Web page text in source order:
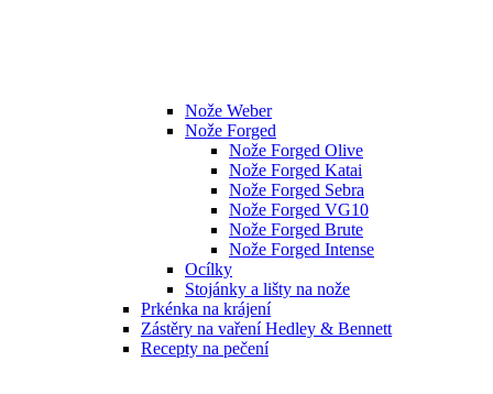
Nože Weber
Nože Forged
Nože Forged Olive
Nože Forged Katai
Nože Forged Sebra
Nože Forged VG10
Nože Forged Brute
Nože Forged Intense
Ocílky
Stojánky a lišty na nože
Prkénka na krájení
Zástěry na vaření Hedley & Bennett
Recepty na pečení